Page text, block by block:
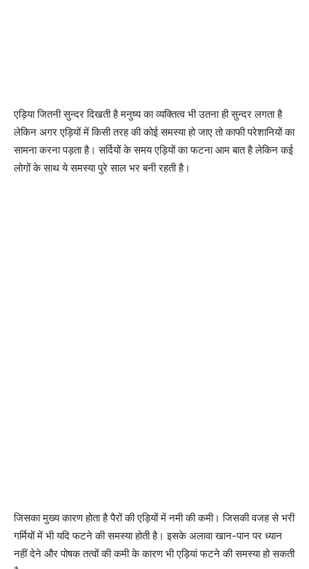
एड़िया जितनी सुन्दर दिखती है मनुष्य का व्यक्तित्व भी उतना ही सुन्दर लगता है
लेकिन अगर एड़ियों में किसी तरह की कोई समस्या हो जाए तो काफी परेशानियों का
सामना करना पड़ता है। सर्दियों के समय एड़ियों का फटना आम बात है लेकिन कई
लोगों के साथ ये समस्या पुरे साल भर बनी रहती है।
जिसका मुख्य कारण होता है पैरों की एड़ियों में नमी की कमी। जिसकी वजह से भरी
गर्मियों में भी यदि फटने की समस्या होती है। इसके अलावा खान-पान पर ध्यान
नहीं देने और पोषक तत्वों की कमी के कारण भी एड़ियां फटने की समस्या हो सकती